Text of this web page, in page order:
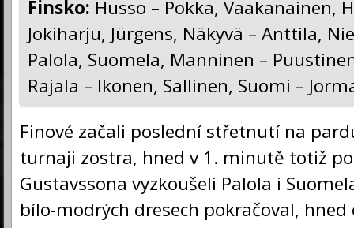
Finsko: Husso – Pokka, Vaakanainen,
Jokiharju, Jürgens, Näkyvä – Anttila,
Palola, Suomela, Manninen –
Rajala – Ikonen, Sallinen, Suomi –
Finové začali poslední střetnutí na
turnaji zostra, hned v 1. minutě totiž
Gustavssona vyzkoušeli Palola i
bílo-modrých dresech pokračoval,